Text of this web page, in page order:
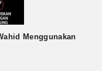
Menggunakan